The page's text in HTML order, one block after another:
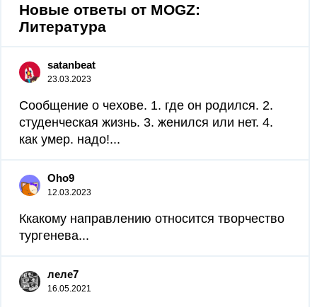
Новые ответы от MOGZ:
Литература
satanbeat
23.03.2023
Сообщение о чехове. 1. где он родился. 2.
студенческая жизнь. 3. женился или нет. 4.
как умер. надо!...
Oho9
12.03.2023
Ккакому направлению относится творчество
тургенева...
леле7
16.05.2021